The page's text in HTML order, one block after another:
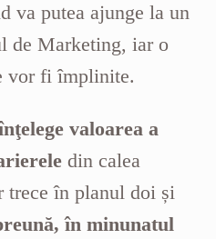
va putea ajunge la un
de Marketing, iar o
vor fi împlinite.
valoarea a
din calea
trece în planul doi și
în minunatul